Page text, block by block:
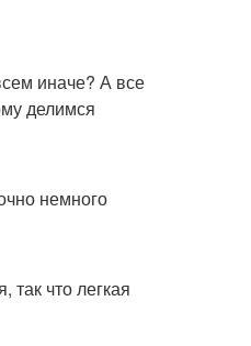
иначе? А все
делимся
немного
что легкая